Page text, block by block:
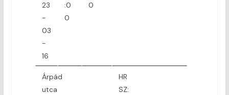
23
-
03
-
16
:0
0
0
Árpád
utca
HR
SZ: